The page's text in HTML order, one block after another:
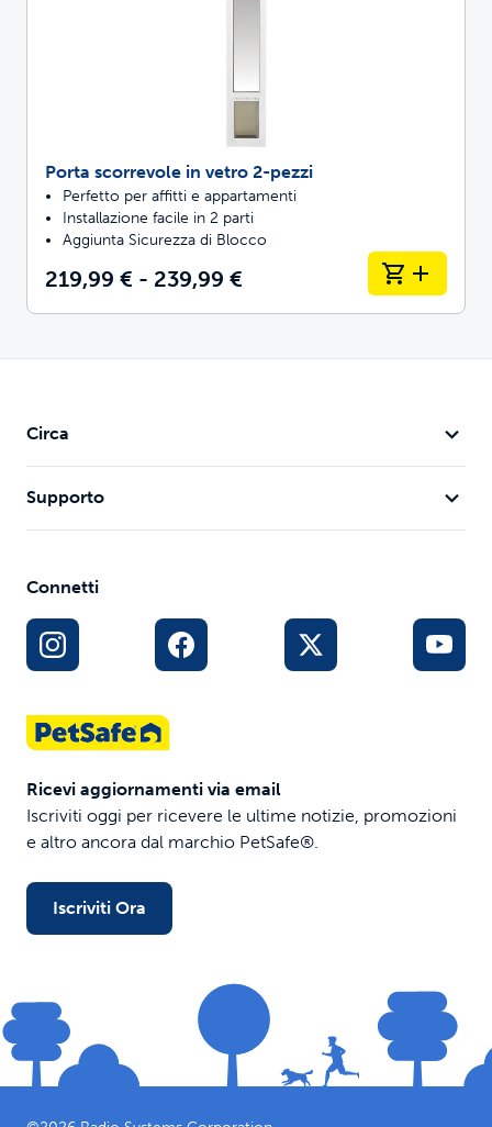
Porta scorrevole in vetro 2-pezzi
Perfetto per affitti e appartamenti
Installazione facile in 2 parti
Aggiunta Sicurezza di Blocco
219,99 € - 239,99 €
Circa
Supporto
Connetti
Ricevi aggiornamenti via email
Iscriviti oggi per ricevere le ultime notizie, promozioni
e altro ancora dal marchio PetSafe®.
Iscriviti Ora